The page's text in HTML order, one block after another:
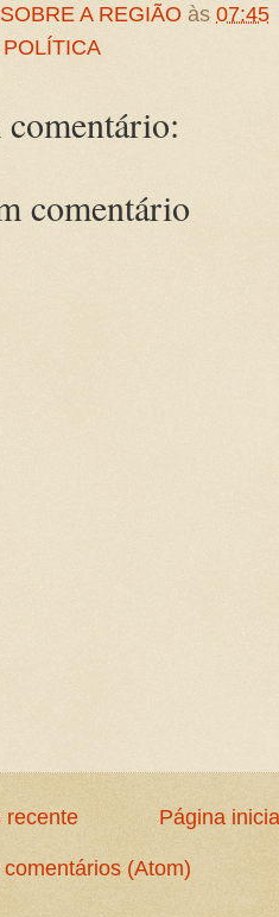
SOBRE A REGIÃO às 07:45
POLÍTICA
comentário
recente Página
comentários (Atom)